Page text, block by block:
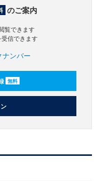
のご案内
覧できます
受信できます
ナンバー
無料